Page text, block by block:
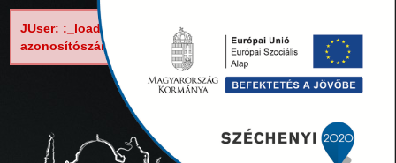
JUser: :_load: Nem tölthető be a következő
azonosítószámú felhasználó: 62